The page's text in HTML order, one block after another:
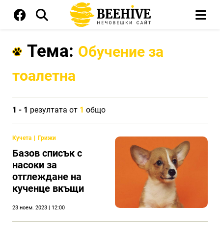
Тема: Обучение за
тоалетна
1 - 1 резултата от 1 общо
Кучета Грижи
Базов списък с
насоки за
отглеждане на
кученце вкъщи
23 ноем. 2023 | 12:00